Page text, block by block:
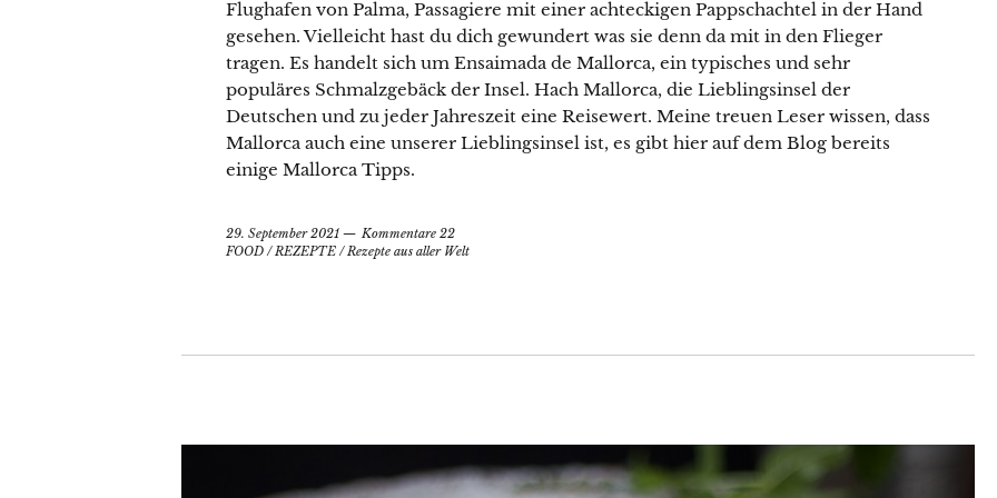
Flughafen von Palma, Passagiere mit einer achteckigen Pappschachtel in der Hand
gesehen. Vielleicht hast du dich gewundert was sie denn da mit in den Flieger
tragen. Es handelt sich um Ensaimada de Mallorca, ein typisches und sehr
populäres Schmalzgebäck der Insel. Hach Mallorca, die Lieblingsinsel der
Deutschen und zu jeder Jahreszeit eine Reisewert. Meine treuen Leser wissen, dass
Mallorca auch eine unserer Lieblingsinsel ist, es gibt hier auf dem Blog bereits
einige Mallorca Tipps.
29. September 2021
Kommentare 22
FOOD /REZEPTE /Rezepte aus aller Welt